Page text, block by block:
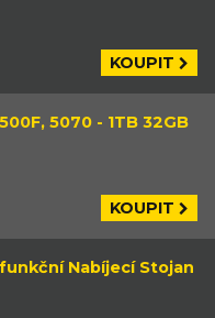
KOUPIT
5070 - 1TB 32GB
KOUPIT
Nabíjecí Stojan